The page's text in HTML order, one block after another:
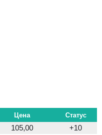
Цена Статус
105,00
+10